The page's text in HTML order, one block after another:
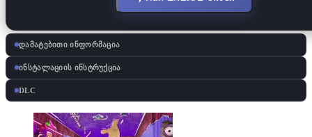
დამატებითი ინფორმაცია
ინსტალაციის ინსტრუქცია
DLC